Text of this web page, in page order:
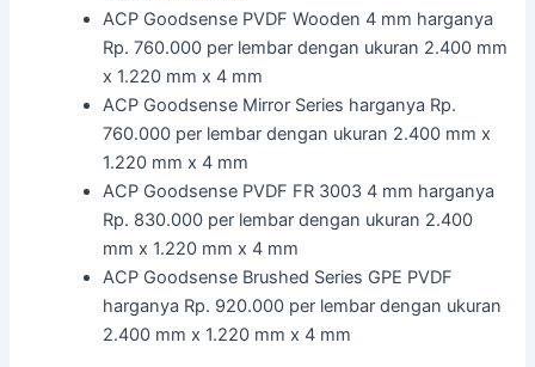
ACP Goodsense PVDF Wooden 4 mm harganya
Rp. 760.000 per lembar dengan ukuran 2.400 mm
x 1.220 mm x 4 mm
ACP Goodsense Mirror Series harganya Rp.
760.000 per lembar dengan ukuran 2.400 mm x
1.220 mm x 4 mm
ACP Goodsense PVDF FR 3003 4 mm harganya
Rp. 830.000 per lembar dengan ukuran 2.400
mm x 1.220 mm x 4 mm
ACP Goodsense Brushed Series GPE PVDF
harganya Rp. 920.000 per lembar dengan ukuran
2.400 mm x 1.220 mm x 4 mm